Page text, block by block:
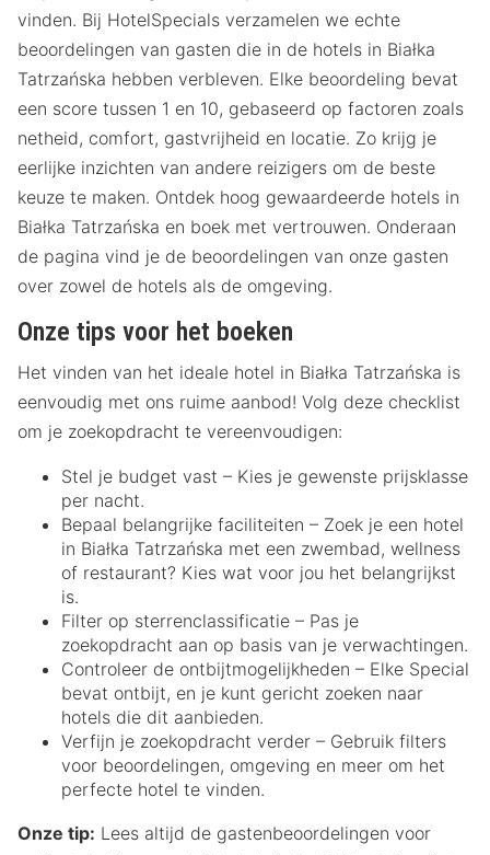
vinden. Bij HotelSpecials verzamelen we echte
beoordelingen van gasten die in de hotels in Białka
Tatrzańska hebben verbleven. Elke beoordeling bevat
een score tussen 1 en 10, gebaseerd op factoren zoals
netheid, comfort, gastvrijheid en locatie. Zo krijg je
eerlijke inzichten van andere reizigers om de beste
keuze te maken. Ontdek hoog gewaardeerde hotels in
Białka Tatrzańska en boek met vertrouwen. Onderaan
de pagina vind je de beoordelingen van onze gasten
over zowel de hotels als de omgeving.
Onze tips voor het boeken
Het vinden van het ideale hotel in Białka Tatrzańska is
eenvoudig met ons ruime aanbod! Volg deze checklist
om je zoekopdracht te vereenvoudigen:
Stel je budget vast – Kies je gewenste prijsklasse
per nacht.
Bepaal belangrijke faciliteiten – Zoek je een hotel
in Białka Tatrzańska met een zwembad, wellness
of restaurant? Kies wat voor jou het belangrijkst
is.
Filter op sterrenclassificatie – Pas je
zoekopdracht aan op basis van je verwachtingen.
Controleer de ontbijtmogelijkheden – Elke Special
bevat ontbijt, en je kunt gericht zoeken naar
hotels die dit aanbieden.
Verfijn je zoekopdracht verder – Gebruik filters
voor beoordelingen, omgeving en meer om het
perfecte hotel te vinden.
Onze tip: Lees altijd de gastenbeoordelingen voor